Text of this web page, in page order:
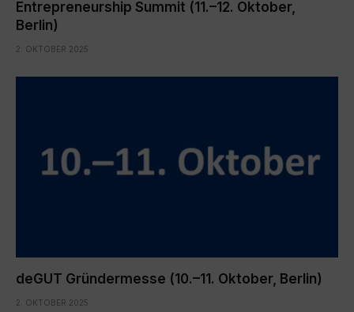
Entrepreneurship Summit (11.–12. Oktober,
Berlin)
2. OKTOBER 2025
deGUT Gründermesse (10.–11. Oktober, Berlin)
2. OKTOBER 2025